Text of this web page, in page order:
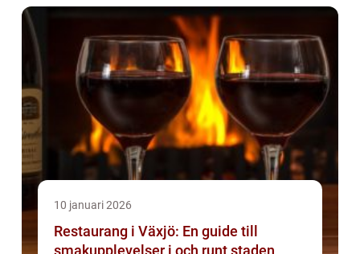
budskap, målgrupp och utförande hänger
10 januari 2026
Restaurang i Växjö: En guide till
smakupplevelser i och runt staden